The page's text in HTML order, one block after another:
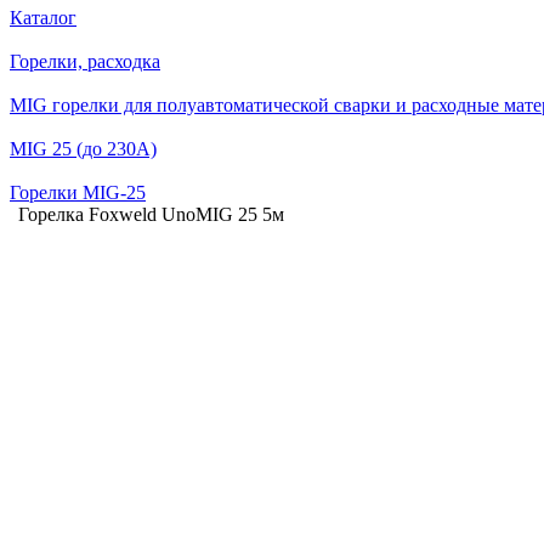
Каталог
Горелки, расходка
MIG горелки для полуавтоматической сварки и расходные
MIG 25 (до 230А)
Горелки MIG-25
Горелка Foxweld UnoMIG 25 5м